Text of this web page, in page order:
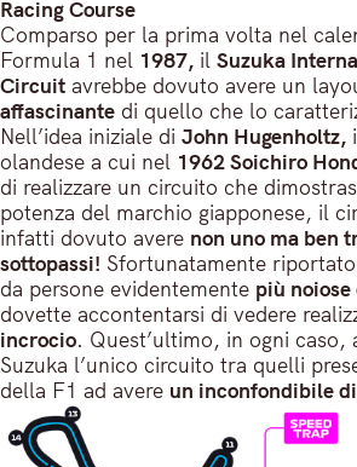
Racing Course
Comparso per la prima volta nel
Formula 1 nel 1987, il Suzuka
Circuit avrebbe dovuto avere un
affascinante di quello che lo
Nell’idea iniziale di John Hugenholtz,
olandese a cui nel 1962 Soichiro
di realizzare un circuito che
potenza del marchio giapponese, il
infatti dovuto avere non uno ma ben
sottopassi! Sfortunatamente
da persone evidentemente più
dovette accontentarsi di vedere
incrocio. Quest’ultimo, in ogni caso,
Suzuka l’unico circuito tra quelli
della F1 ad avere un inconfondibile